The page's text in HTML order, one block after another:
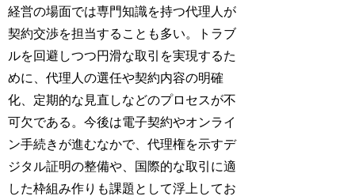
経営の場面では専門知識を持つ代理人が
契約交渉を担当することも多い。トラブ
ルを回避しつつ円滑な取引を実現するた
めに、代理人の選任や契約内容の明確
化、定期的な見直しなどのプロセスが不
可欠である。今後は電子契約やオンライ
ン手続きが進むなかで、代理権を示すデ
ジタル証明の整備や、国際的な取引に適
した枠組み作りも課題として浮上してお